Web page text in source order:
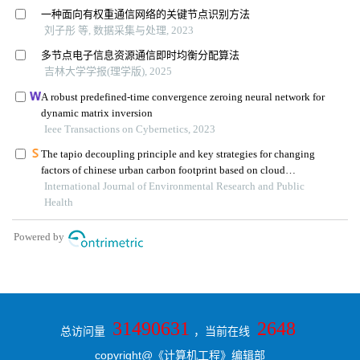
总访问量 31490631 ，当前在线 2648
copyright@《计算机工程》编辑部